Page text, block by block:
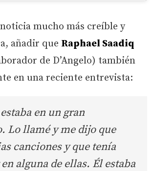
mucho más creíble y
añadir que Raphael Saadiq
de D’Angelo) también
en una reciente entrevista:
en un gran
Lo llamé y me dijo que
canciones y que tenía
alguna de ellas. Él estaba